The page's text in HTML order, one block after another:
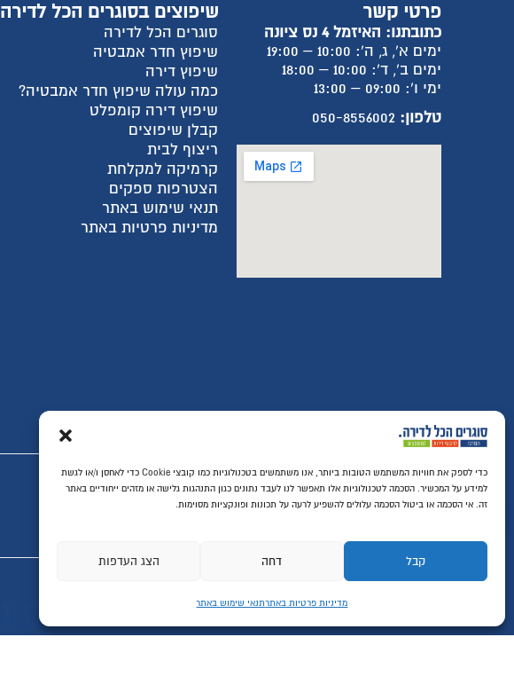
כדי לספק את חוויות המשתמש הטובות ביותר, אנו משתמשים בטכנולוגיות כמו קובצי Cookie כדי לאחסן ו/או לגשת
למידע על המכשיר. הסכמה לטכנולוגיות אלו תאפשר לנו לעבד נתונים כגון התנהגות גלישה או מזהים ייחודיים באתר
זה. אי הסכמה או ביטול הסכמה עלולים להשפיע לרעה על תכונות ופונקציות מסוימות.
קבל דחה הצג העדפות
מדיניות פרטיות באתרתנאי שימוש באתר
פרטי קשר
כתובתנו: האיזמל 4 נס ציונה
ימים א', ג, ה': 10:00 – 19:00
ימים ב', ד': 10:00 – 18:00
ימי ו': 09:00 – 13:00
טלפון: 050-8556002
שיפוצים בסוגרים הכל לדירה
סוגרים הכל לדירה
שיפוץ חדר אמבטיה
שיפוץ דירה
כמה עולה שיפוץ חדר אמבטיה?
שיפוץ דירה קומפלט
קבלן שיפוצים
ריצוף לבית
קרמיקה למקלחת
הצטרפות ספקים
תנאי שימוש באתר
מדיניות פרטיות באתר
רכישה מאובטחת SSL